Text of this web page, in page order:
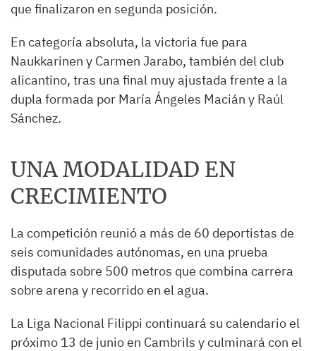
que finalizaron en segunda posición.
En categoría absoluta, la victoria fue para
Naukkarinen y Carmen Jarabo, también del club
alicantino, tras una final muy ajustada frente a la
dupla formada por María Ángeles Macián y Raúl
Sánchez.
UNA MODALIDAD EN
CRECIMIENTO
La competición reunió a más de 60 deportistas de
seis comunidades autónomas, en una prueba
disputada sobre 500 metros que combina carrera
sobre arena y recorrido en el agua.
La Liga Nacional Filippi continuará su calendario el
próximo 13 de junio en Cambrils y culminará con el